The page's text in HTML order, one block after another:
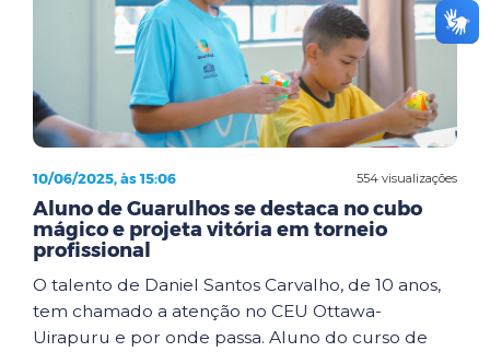
554 visualizações
10/06/2025, às 15:06
Aluno de Guarulhos se destaca no cubo
mágico e projeta vitória em torneio
profissional
O talento de Daniel Santos Carvalho, de 10 anos,
tem chamado a atenção no CEU Ottawa-
Uirapuru e por onde passa. Aluno do curso de